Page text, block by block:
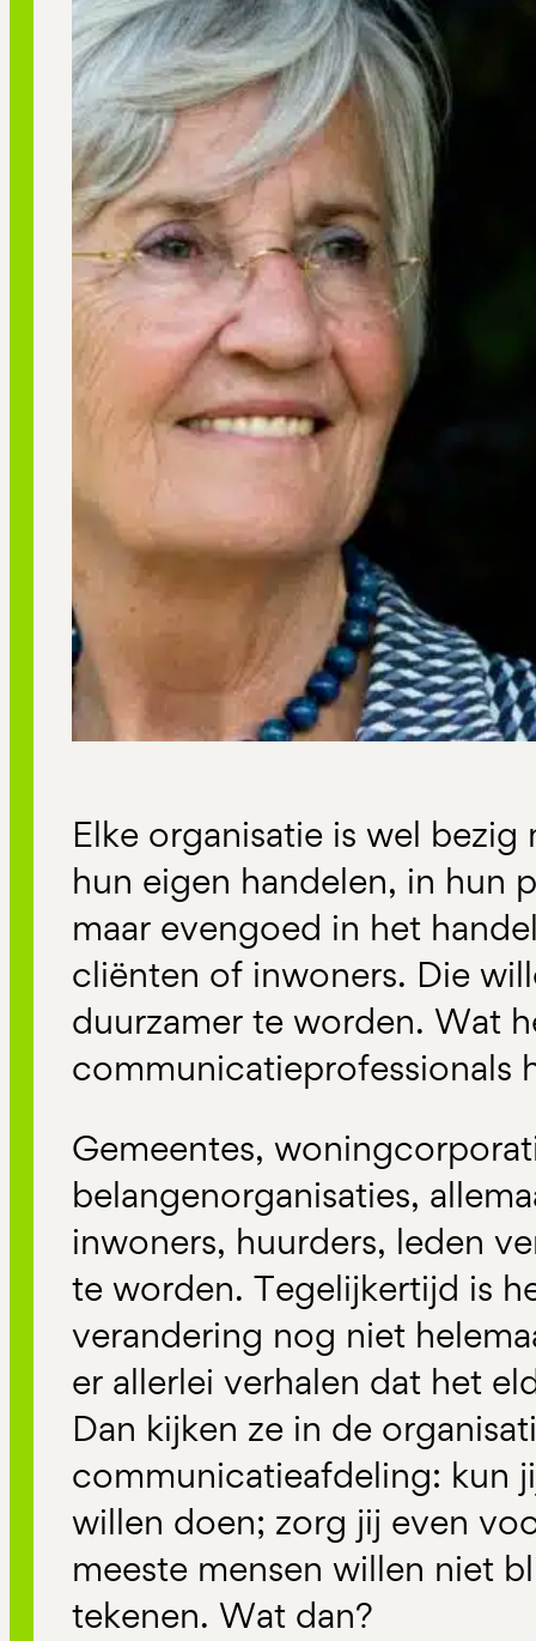
Elke organisatie is wel
hun eigen handelen, in hun
maar evengoed in het
cliënten of inwoners. Die
duurzamer te worden. Wat
communicatieprofessionals
Gemeentes,
belangenorganisaties,
inwoners, huurders, leden
te worden. Tegelijkertijd is
verandering nog niet
er allerlei verhalen dat het
Dan kijken ze in de
communicatieafdeling: kun
willen doen; zorg jij even
meeste mensen willen niet
tekenen. Wat dan?